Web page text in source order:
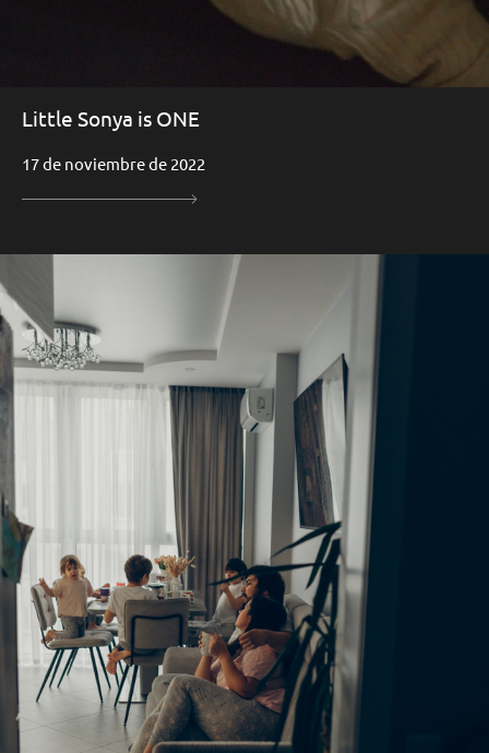
Little Sonya is ONE
17 de noviembre de 2022